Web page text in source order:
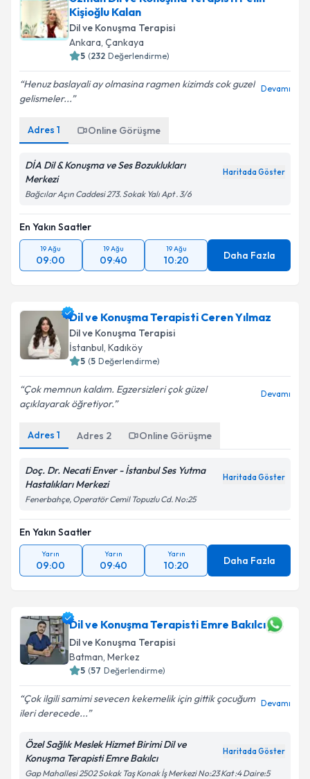
Kişioğlu Kalan
Dil ve Konuşma Terapisi
Ankara, Çankaya
5 (232 Değerlendirme)
Henuz baslayali ay olmasina ragmen kizimds cok guzel
gelismeler...
Devamı
Adres 1 Online Görüşme
DİA Dil & Konuşma ve Ses Bozuklukları
Merkezi
Haritada Göster
Bağcılar Açın Caddesi 273. Sokak Yalı Apt . 3/6
En Yakın Saatler
19 Ağu
09:00
19 Ağu
09:40
19 Ağu
10:20 Daha Fazla
Dil ve Konuşma Terapisti Ceren Yılmaz
Dil ve Konuşma Terapisi
İstanbul, Kadıköy
5 (5 Değerlendirme)
Çok memnun kaldım. Egzersizleri çok güzel
açıklayarak öğretiyor.
Devamı
Adres 1 Adres 2 Online Görüşme
Doç. Dr. Necati Enver - İstanbul Ses Yutma
Hastalıkları Merkezi
Haritada Göster
Fenerbahçe, Operatör Cemil Topuzlu Cd. No:25
En Yakın Saatler
Yarın
09:00
Yarın
09:40
Yarın
10:20 Daha Fazla
Dil ve Konuşma Terapisti Emre Bakılcı
Dil ve Konuşma Terapisi
Batman, Merkez
5 (57 Değerlendirme)
Çok ilgili samimi sevecen kekemelik için gittik çocuğum
ileri derecede...
Devamı
Özel Sağlık Meslek Hizmet Birimi Dil ve
Konuşma Terapisti Emre Bakılcı
Haritada Göster
Gap Mahallesi 2502 Sokak Taş Konak İş Merkezi No:23 Kat :4 Daire:5